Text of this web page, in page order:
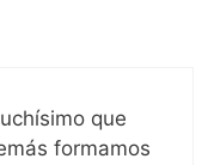
que
formamos